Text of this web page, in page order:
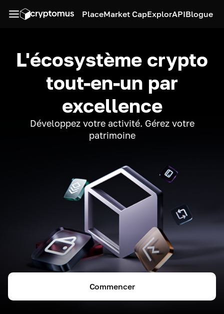
PlaceMarket CapExplorAPIBlogue
L'écosystème crypto
tout-en-un par
excellence
Développez votre activité. Gérez votre
patrimoine
Commencer